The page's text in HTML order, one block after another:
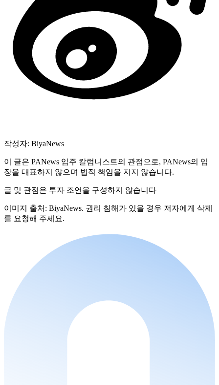
작성자: BiyaNews
이 글은 PANews 입주 칼럼니스트의 관점으로, PANews의 입
장을 대표하지 않으며 법적 책임을 지지 않습니다.
글 및 관점은 투자 조언을 구성하지 않습니다
이미지 출처: BiyaNews. 권리 침해가 있을 경우 저자에게 삭제
를 요청해 주세요.